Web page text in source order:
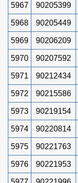
5967 90205399
5968 90205449
5969 90206209
5970 90207592
5971 90212434
5972 90215586
5973 90219154
5974 90220814
5975 90221763
5976 90221953